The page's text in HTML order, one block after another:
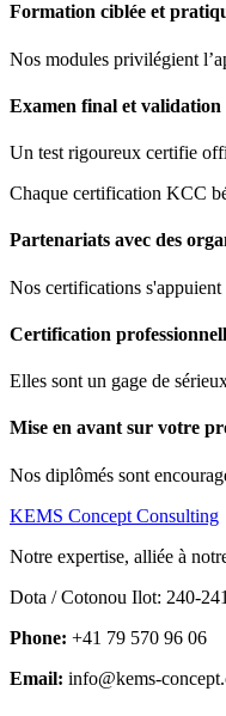
Formation ciblée et
Nos modules privilégient
Examen final et validation
Un test rigoureux certifie
Chaque certification KCC
Partenariats avec des
Nos certifications s'appuient
Certification
Elles sont un gage de
Mise en avant sur votre
Nos diplômés sont
KEMS Concept Consulting
Notre expertise, alliée à
Dota / Cotonou Ilot: 240-241
Phone: +41 79 570 96 06
Email: info@kems-